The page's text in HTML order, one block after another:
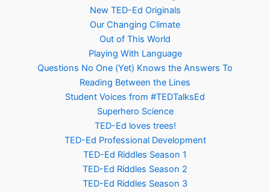
New TED-Ed Originals
Our Changing Climate
Out of This World
Playing With Language
Questions No One (Yet) Knows the Answers To
Reading Between the Lines
Student Voices from #TEDTalksEd
Superhero Science
TED-Ed loves trees!
TED-Ed Professional Development
TED-Ed Riddles Season 1
TED-Ed Riddles Season 2
TED-Ed Riddles Season 3